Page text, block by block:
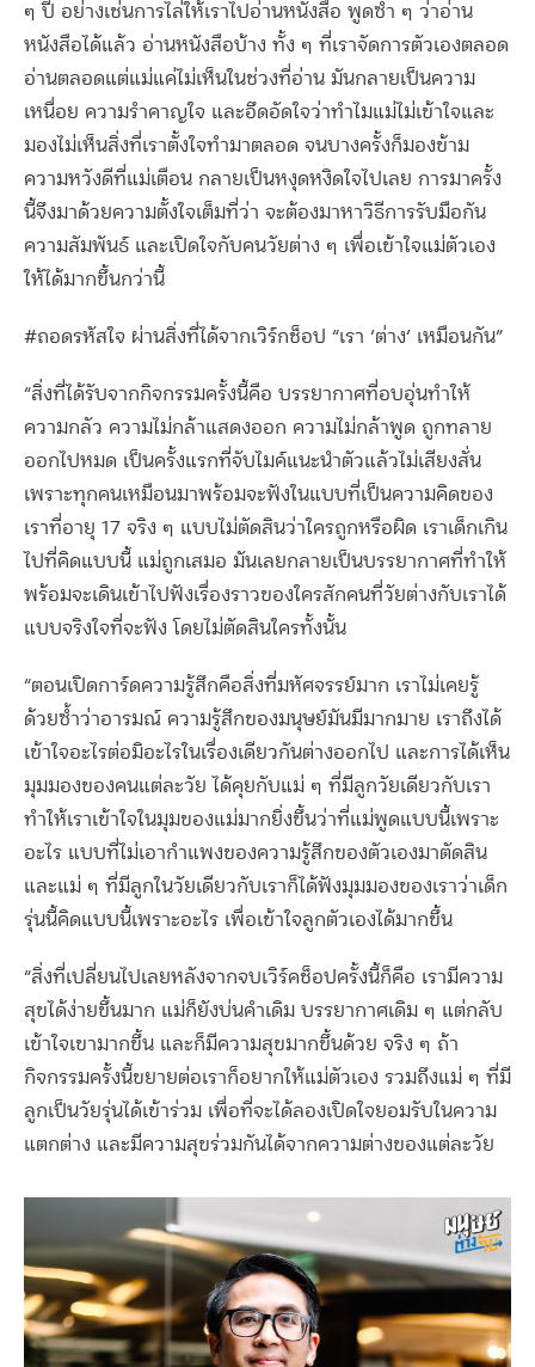
ๆ ปี อย่างเช่นการไล่ให้เราไปอ่านหนังสือ พูดซ้ำ ๆ ว่าอ่าน
หนังสือได้แล้ว อ่านหนังสือบ้าง ทั้ง ๆ ที่เราจัดการตัวเองตลอด
อ่านตลอดแต่แม่แค่ไม่เห็นในช่วงที่อ่าน มันกลายเป็นความ
เหนื่อย ความรำคาญใจ และอึดอัดใจว่าทำไมแม่ไม่เข้าใจและ
มองไม่เห็นสิ่งที่เราตั้งใจทำมาตลอด จนบางครั้งก็มองข้าม
ความหวังดีที่แม่เตือน กลายเป็นหงุดหงิดใจไปเลย การมาครั้ง
นี้จึงมาด้วยความตั้งใจเต็มที่ว่า จะต้องมาหาวิธีการรับมือกัน
ความสัมพันธ์ และเปิดใจกับคนวัยต่าง ๆ เพื่อเข้าใจแม่ตัวเอง
ให้ได้มากขึ้นกว่านี้
#ถอดรหัสใจ ผ่านสิ่งที่ได้จากเวิร์กช็อป “เรา ‘ต่าง’ เหมือนกัน”
“สิ่งที่ได้รับจากกิจกรรมครั้งนี้คือ บรรยากาศที่อบอุ่นทำให้
ความกลัว ความไม่กล้าแสดงออก ความไม่กล้าพูด ถูกทลาย
ออกไปหมด เป็นครั้งแรกที่จับไมค์แนะนำตัวแล้วไม่เสียงสั่น
เพราะทุกคนเหมือนมาพร้อมจะฟังในแบบที่เป็นความคิดของ
เราที่อายุ 17 จริง ๆ แบบไม่ตัดสินว่าใครถูกหรือผิด เราเด็กเกิน
ไปที่คิดแบบนี้ แม่ถูกเสมอ มันเลยกลายเป็นบรรยากาศที่ทำให้
พร้อมจะเดินเข้าไปฟังเรื่องราวของใครสักคนที่วัยต่างกับเราได้
แบบจริงใจที่จะฟัง โดยไม่ตัดสินใครทั้งนั้น
“ตอนเปิดการ์ดความรู้สึกคือสิ่งที่มหัศจรรย์มาก เราไม่เคยรู้
ด้วยซ้ำว่าอารมณ์ ความรู้สึกของมนุษย์มันมีมากมาย เราถึงได้
เข้าใจอะไรต่อมิอะไรในเรื่องเดียวกันต่างออกไป และการได้เห็น
มุมมองของคนแต่ละวัย ได้คุยกับแม่ ๆ ที่มีลูกวัยเดียวกับเรา
ทำให้เราเข้าใจในมุมของแม่มากยิ่งขึ้นว่าที่แม่พูดแบบนี้เพราะ
อะไร แบบที่ไม่เอากำแพงของความรู้สึกของตัวเองมาตัดสิน
และแม่ ๆ ที่มีลูกในวัยเดียวกับเราก็ได้ฟังมุมมองของเราว่าเด็ก
รุ่นนี้คิดแบบนี้เพราะอะไร เพื่อเข้าใจลูกตัวเองได้มากขึ้น
“สิ่งที่เปลี่ยนไปเลยหลังจากจบเวิร์คช็อปครั้งนี้ก็คือ เรามีความ
สุขได้ง่ายขึ้นมาก แม่ก็ยังบ่นคำเดิม บรรยากาศเดิม ๆ แต่กลับ
เข้าใจเขามากขึ้น และก็มีความสุขมากขึ้นด้วย จริง ๆ ถ้า
กิจกรรมครั้งนี้ขยายต่อเราก็อยากให้แม่ตัวเอง รวมถึงแม่ ๆ ที่มี
ลูกเป็นวัยรุ่นได้เข้าร่วม เพื่อที่จะได้ลองเปิดใจยอมรับในความ
แตกต่าง และมีความสุขร่วมกันได้จากความต่างของแต่ละวัย